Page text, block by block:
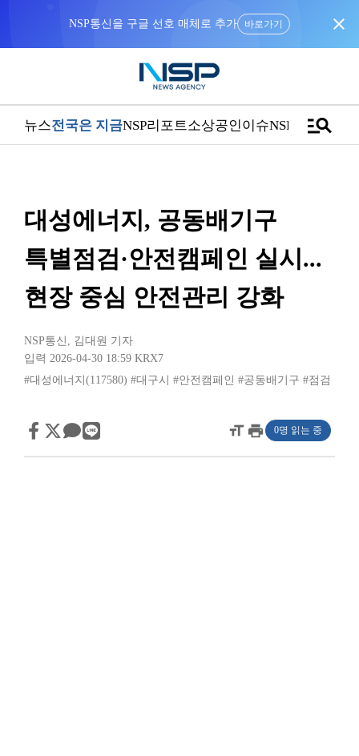
“우리는 독자가 구독할 수 있는 기사를 씁니다” close
뉴스전국은 지금NSP리포트소상공인이슈NSPTVmanage_search
대성에너지, 공동배기구
특별점검·안전캠페인 실시...
현장 중심 안전관리 강화
NSP통신 , 김대원 기자
입력 2026-04-30 18:59 KRX7
#대성에너지(117580) #대구시 #안전캠페인 #공동배기구 #점검
format_sizeprint 0명 읽는 중